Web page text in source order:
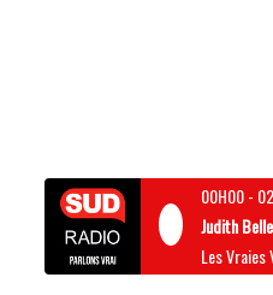
00H00-
Judith
Les Vraies